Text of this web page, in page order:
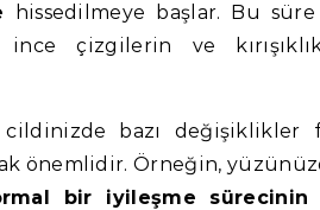
hissedilmeye başlar. Bu
çizgilerin ve
bazı değişiklikler
önemlidir. Örneğin,
bir iyileşme sürecinin